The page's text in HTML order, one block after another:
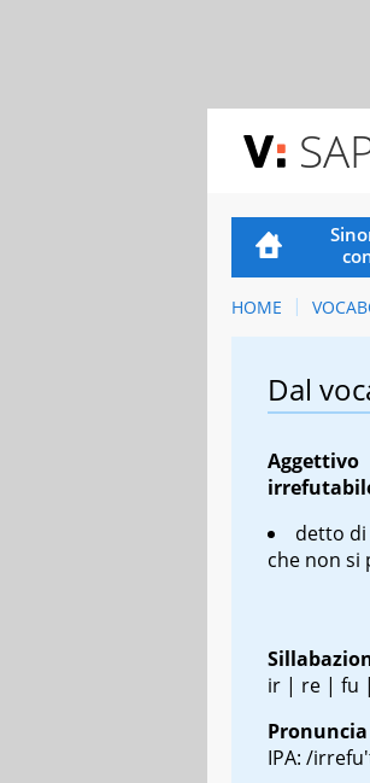
HOME
Dal
Aggettivo
detto di
che non si
ir | re | fu
Pronuncia
IPA: /